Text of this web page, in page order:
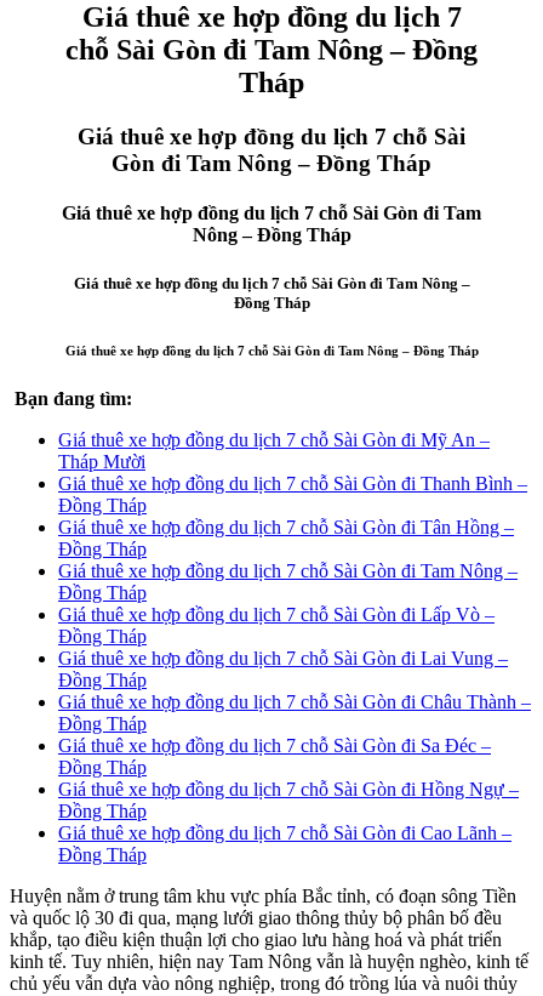
Giá thuê xe hợp đồng du lịch 7
chỗ Sài Gòn đi Tam Nông – Đồng
Tháp
Giá thuê xe hợp đồng du lịch 7 chỗ Sài
Gòn đi Tam Nông – Đồng Tháp
Giá thuê xe hợp đồng du lịch 7 chỗ Sài Gòn đi Tam
Nông – Đồng Tháp
Giá thuê xe hợp đồng du lịch 7 chỗ Sài Gòn đi Tam Nông –
Đồng Tháp
Giá thuê xe hợp đồng du lịch 7 chỗ Sài Gòn đi Tam Nông – Đồng Tháp
Bạn đang tìm:
Giá thuê xe hợp đồng du lịch 7 chỗ Sài Gòn đi Mỹ An –
Tháp Mười
Giá thuê xe hợp đồng du lịch 7 chỗ Sài Gòn đi Thanh Bình –
Đồng Tháp
Giá thuê xe hợp đồng du lịch 7 chỗ Sài Gòn đi Tân Hồng –
Đồng Tháp
Giá thuê xe hợp đồng du lịch 7 chỗ Sài Gòn đi Tam Nông –
Đồng Tháp
Giá thuê xe hợp đồng du lịch 7 chỗ Sài Gòn đi Lấp Vò –
Đồng Tháp
Giá thuê xe hợp đồng du lịch 7 chỗ Sài Gòn đi Lai Vung –
Đồng Tháp
Giá thuê xe hợp đồng du lịch 7 chỗ Sài Gòn đi Châu Thành –
Đồng Tháp
Giá thuê xe hợp đồng du lịch 7 chỗ Sài Gòn đi Sa Đéc –
Đồng Tháp
Giá thuê xe hợp đồng du lịch 7 chỗ Sài Gòn đi Hồng Ngự –
Đồng Tháp
Giá thuê xe hợp đồng du lịch 7 chỗ Sài Gòn đi Cao Lãnh –
Đồng Tháp
Huyện nằm ở trung tâm khu vực phía Bắc tỉnh, có đoạn sông Tiền
và quốc lộ 30 đi qua, mạng lưới giao thông thủy bộ phân bố đều
khắp, tạo điều kiện thuận lợi cho giao lưu hàng hoá và phát triển
kinh tế. Tuy nhiên, hiện nay Tam Nông vẫn là huyện nghèo, kinh tế
chủ yếu vẫn dựa vào nông nghiệp, trong đó trồng lúa và nuôi thủy